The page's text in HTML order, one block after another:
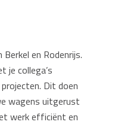
en Rodenrijs.
je collega’s
Dit doen
wagens uitgerust
werk efficiënt en